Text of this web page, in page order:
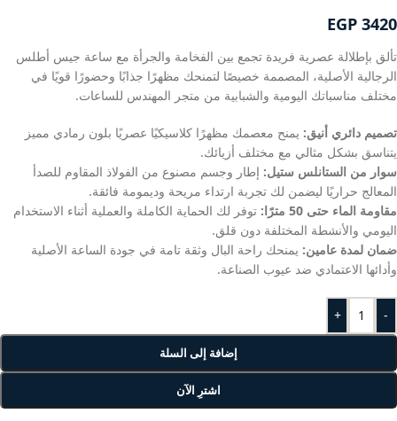
EGP 3420
تألق بإطلالة عصرية فريدة تجمع بين الفخامة والجرأة مع ساعة جيس أطلس
الرجالية الأصلية، المصممة خصيصًا لتمنحك مظهرًا جذابًا وحضورًا قويًا في
مختلف مناسباتك اليومية والشبابية من متجر المهندس للساعات.
تصميم دائري أنيق: يمنح معصمك مظهرًا كلاسيكيًا عصريًا بلون رمادي مميز
يتناسق بشكل مثالي مع مختلف أزيائك.
سوار من الستانلس ستيل: إطار وجسم مصنوع من الفولاذ المقاوم للصدأ
المعالج حراريًا ليضمن لك تجربة ارتداء مريحة وديمومة فائقة.
مقاومة الماء حتى 50 مترًا:
توفر لك الحماية الكاملة والعملية أثناء الاستخدام
اليومي والأنشطة المختلفة دون قلق.
ضمان لمدة عامين: يمنحك راحة البال وثقة تامة في جودة الساعة الأصلية
وأدائها الاعتمادي ضد عيوب الصناعة.
-
+
إضافة إلى السلة
اشترِ الآن